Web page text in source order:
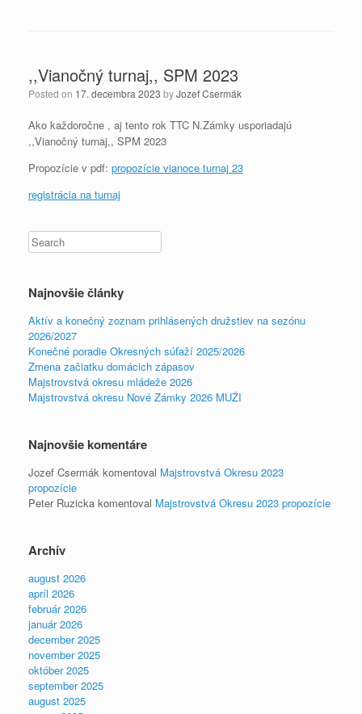
,,Vianočný turnaj,, SPM 2023
Posted on 17. decembra 2023 byJozef Csermák
Ako každoročne , aj tento rok TTC N.Zámky usporiadajú
,,Vianočný turnaj,, SPM 2023
Propozície v pdf: propozície vianoce turnaj 23
registrácia na turnaj
Najnovšie články
Aktív a konečný zoznam prihlásených družstiev na sezónu
2026/2027
Konečné poradie Okresných súťaží 2025/2026
Zmena začiatku domácich zápasov
Majstrovstvá okresu mládeže 2026
Majstrovstvá okresu Nové Zámky 2026 MUŽI
Najnovšie komentáre
Jozef Csermák komentoval Majstrovstvá Okresu 2023
propozície
Peter Ruzicka komentoval Majstrovstvá Okresu 2023 propozície
Archív
august 2026
apríl 2026
február 2026
január 2026
december 2025
november 2025
október 2025
september 2025
august 2025